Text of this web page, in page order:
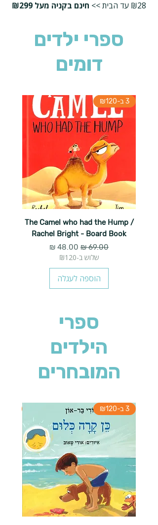
₪28 עד הבית >>
חינם בקניה מעל ₪299
ספרי ילדים
דומים
3 ב-₪120
The Camel who had the Hump /
Rachel Bright - Board Book
מחיר רגיל מחיר מבצע
שלוש ב-₪120
הוספה לעגלה
ספרי
הילדים
המובחרים
3 ב-₪120